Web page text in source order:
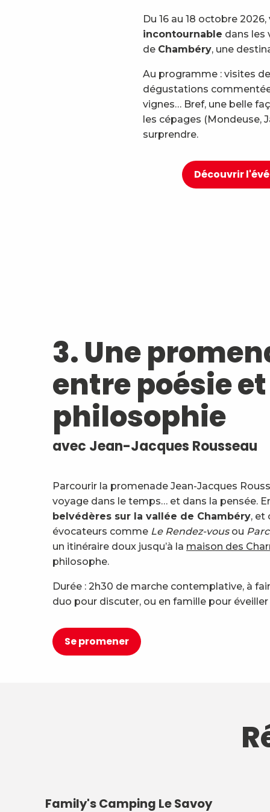
Du 16 au 18 octobre
incontournable dans les
de Chambéry, une
Au programme : visites
dégustations
vignes… Bref, une belle
les cépages (Mondeuse,
surprendre.
Découvrir
3. Une
entre poésie et
philosophie
avec Jean-Jacques Rousseau
Parcourir la promenade Jean-Jacques
voyage dans le temps… et dans la pensée.
belvédères sur la vallée de Chambéry, et
évocateurs comme Le Rendez-vousou
un itinéraire doux jusqu’à la maison des
philosophe.
Durée : 2h30 de marche contemplative, à
duo pour discuter, ou en famille pour
Se promener
Family's Camping Le Savoy